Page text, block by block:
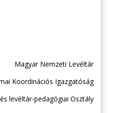
Magyar Nemzeti Levéltár
Koordinációs Igazgatóság
levéltár-pedagógiai Osztály